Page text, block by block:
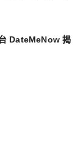
DateMeNow 揭